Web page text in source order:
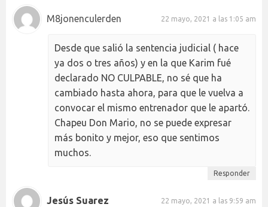
M8jonenculerden 22 mayo, 2021 a las 1:05 am
Desde que salió la sentencia judicial ( hace
ya dos o tres años) y en la que Karim fué
declarado NO CULPABLE, no sé que ha
cambiado hasta ahora, para que le vuelva a
convocar el mismo entrenador que le apartó.
Chapeu Don Mario, no se puede expresar
más bonito y mejor, eso que sentimos
muchos.
Responder
Jesús Suarez 22 mayo, 2021 a las 9:59 am